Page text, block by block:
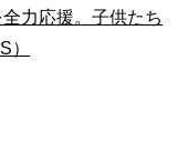
力応援。子供たち
）